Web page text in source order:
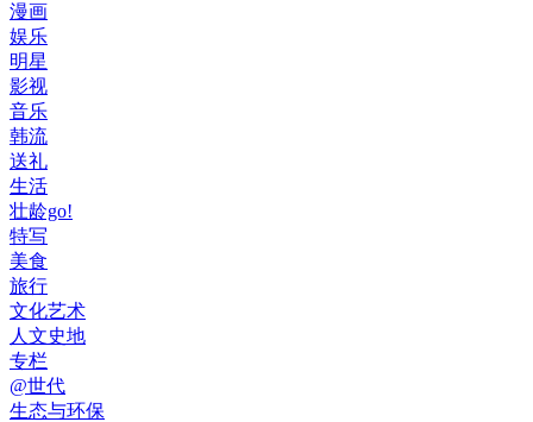
漫画
娱乐
明星
影视
音乐
韩流
送礼
生活
壮龄go!
特写
美食
旅行
文化艺术
人文史地
专栏
@世代
生态与环保